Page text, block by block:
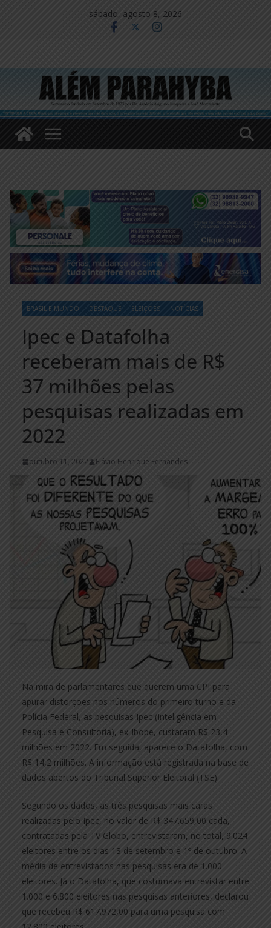
sábado, agosto 8, 2026
BRASIL E MUNDO DESTAQUE ELEIÇÕES NOTÍCIAS
Ipec e Datafolha
receberam mais de R$
37 milhões pelas
pesquisas realizadas em
2022
outubro 11, 2022 Flávio Henrique Fernandes
Na mira de parlamentares que querem uma CPI para
apurar distorções nos números do primeiro turno e da
Polícia Federal, as pesquisas Ipec (Inteligência em
Pesquisa e Consultoria), ex-Ibope, custaram R$ 23,4
milhões em 2022. Em seguida, aparece o Datafolha, com
R$ 14,2 milhões. A informação está registrada na base de
dados abertos do Tribunal Superior Eleitoral (TSE).
Segundo os dados, as três pesquisas mais caras
realizadas pelo Ipec, no valor de R$ 347.659,00 cada,
contratadas pela TV Globo, entrevistaram, no total, 9.024
eleitores entre os dias 13 de setembro e 1º de outubro. A
média de entrevistados nas pesquisas era de 1.000
eleitores. Já o Datafolha, que costumava entrevistar entre
1.000 e 6.800 eleitores nas pesquisas anteriores, declarou
que recebeu R$ 617.972,00 para uma pesquisa com